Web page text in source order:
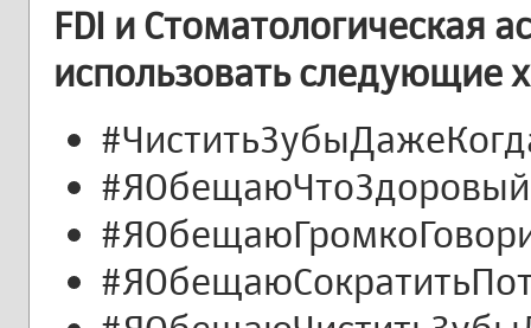
FDI и Стоматологическая
использовать следующие